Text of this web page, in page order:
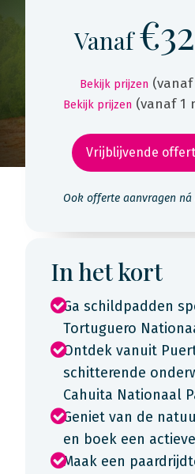
Vanaf
Bekijk prijzen
Bekijk prijzen (vanaf 1
Vrijblijvende
Ook offerte aanvragen
In het kort
Ga schildpadden
Tortuguero
Ontdek vanuit
schitterende
Cahuita Nationaal
Geniet van de
en boek een
Maak een